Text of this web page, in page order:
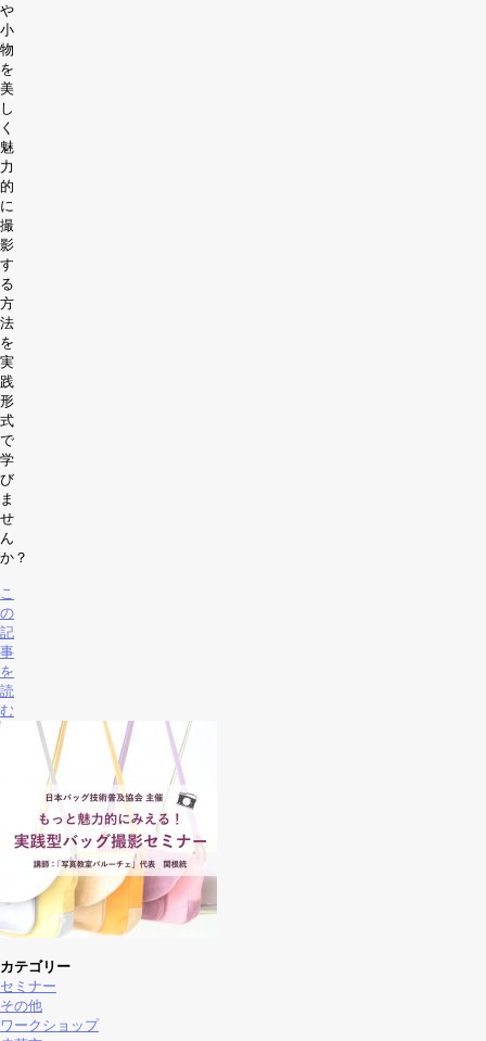
や
小
物
を
美
し
く
魅
力
的
に
撮
影
す
る
方
法
を
実
践
形
式
で
学
び
ま
せ
ん
か？
こ
の
記
事
を
読
む
カテゴリー
セミナー
その他
ワークショップ